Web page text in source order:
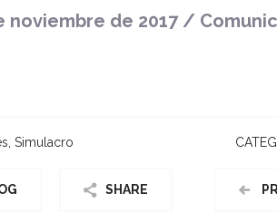
noviembre de 2017 /
Simulacro
SHARE